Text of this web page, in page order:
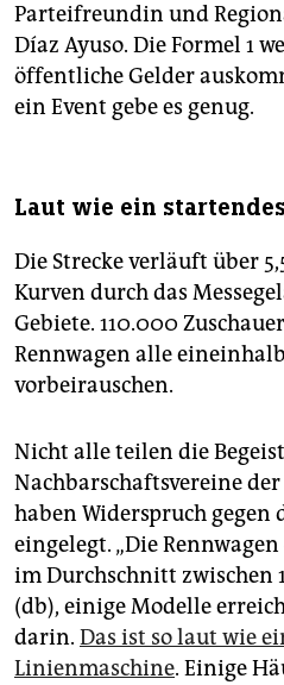
Parteifreundin und
Díaz Ayuso. Die Formel 1
öffentliche Gelder
ein Event gebe es genug.
Laut wie ein
Die Strecke verläuft über
Kurven durch das
Gebiete. 110.000
Rennwagen alle
vorbeirauschen.
Nicht alle teilen die
Nachbarschaftsvereine
haben Widerspruch gegen
eingelegt. „Die
im Durchschnitt zwischen
(db), einige Modelle
darin. Das ist so laut wie
Linienmaschine. Einige